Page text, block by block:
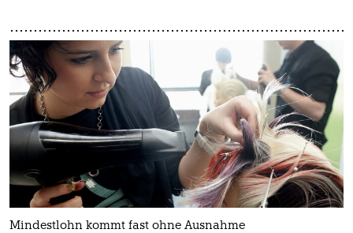
Mindestlohn kommt fast ohne Ausnahme